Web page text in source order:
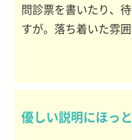
問診票を書いたり、
すが。落ち着いた雰
優しい説明にほっ